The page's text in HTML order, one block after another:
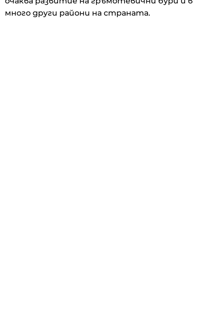
много други райони на страната.